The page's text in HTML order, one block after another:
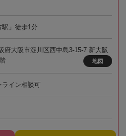
駅」徒歩1分
府大阪市淀川区西中島3-15-7 新大阪
地図
ライン相談可